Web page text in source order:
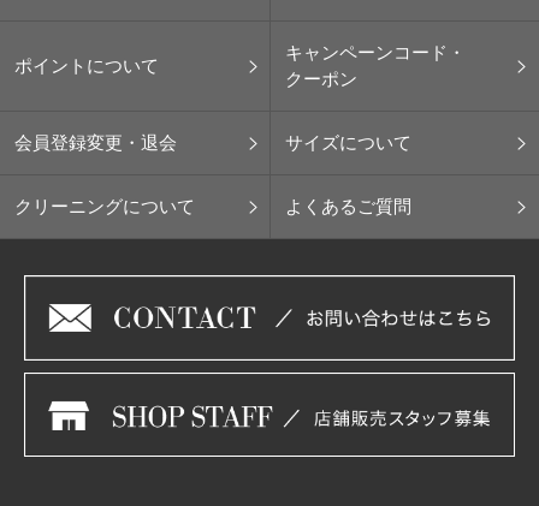
ポイントについて
キャンペーンコード・
クーポン
会員登録変更・退会 サイズについて
クリーニングについて よくあるご質問